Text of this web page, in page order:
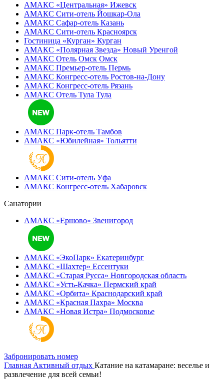
АМАКС «‎Центральная» Ижевск
АМАКС Сити-отель Йошкар-Ола
АМАКС Сафар-отель Казань
АМАКС Сити-отель Красноярск
Гостиница «‎Курган» Курган
АМАКС «Полярная Звезда» Новый Уренгой
АМАКС Отель ‎Омск Омск
АМАКС Премьер-отель Пермь
АМАКС Конгресс-отель Ростов-на-Дону
АМАКС Конгресс-отель Рязань
АМАКС Отель Тула Тула
АМАКС Парк-отель Тамбов
АМАКС «‎Юбилейная» Тольятти
АМАКС Сити-отель Уфа
АМАКС Конгресс-отель Хабаровск
Санатории
АМАКС «Ершово» Звенигород
АМАКС «ЭкоПарк» Екатеринбург
АМАКС «‎Шахтер» Ессентуки
АМАКС «‎Старая Русса» Новгородская область
АМАКС «‎Усть-Качка» Пермский край
АМАКС «‎Орбита» Краснодарский край
АМАКС «‎Красная Пахра» Москва
АМАКС «‎Новая Истра» Подмосковье
Забронировать номер
Главная Активный отдых Катание на катамаране: веселье и
развлечение для всей семьи!